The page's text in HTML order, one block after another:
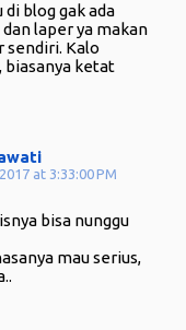
di blog gak ada
laper ya makan
sendiri. Kalo
biasanya ketat
at 3:33:00 PM
bisa nunggu
mau serius,